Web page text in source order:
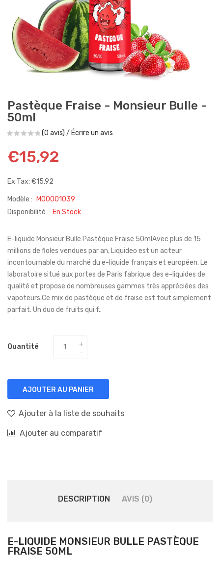
Pastèque Fraise - Monsieur Bulle -
50ml
(0 avis) / Écrire un avis
€15,92
Ex Tax: €15,92
Modèle :
M00001039
Disponibilité :
En Stock
E-liquide Monsieur Bulle Pastèque Fraise 50mlAvec plus de 15
millions de fioles vendues par an, Liquideo est un acteur
incontournable du marché du e-liquide français et européen. Le
laboratoire situé aux portes de Paris fabrique des e-liquides de
qualité et propose de nombreuses gammes très appréciées des
vapoteurs.Ce mix de pastèque et de fraise est tout simplement
parfait. Un duo de fruits qui f..
Quantité
AJOUTER AU PANIER
Ajouter à la liste de souhaits
Ajouter au comparatif
DESCRIPTION AVIS (0)
E-LIQUIDE MONSIEUR BULLE PASTÈQUE
FRAISE 50ML